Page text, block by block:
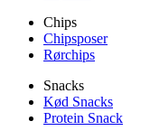
Chips
Chipsposer
Rørchips
Snacks
Kød Snacks
Protein Snack